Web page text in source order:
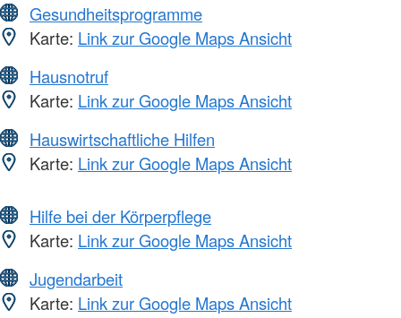
Gesundheitsprogramme
Karte: Link zur Google Maps Ansicht
Hausnotruf
Karte: Link zur Google Maps Ansicht
Hauswirtschaftliche Hilfen
Karte: Link zur Google Maps Ansicht
Hilfe bei der Körperpflege
Karte: Link zur Google Maps Ansicht
Jugendarbeit
Karte: Link zur Google Maps Ansicht